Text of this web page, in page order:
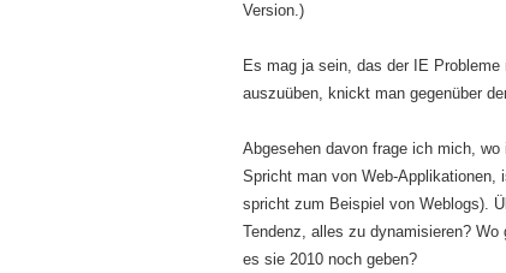
Version.)
Es mag ja sein, das der IE
auszuüben, knickt man gegenüber
Abgesehen davon frage ich mich,
Spricht man von Web-
spricht zum Beispiel von Weblogs).
Tendenz, alles zu dynamisieren?
es sie 2010 noch geben?